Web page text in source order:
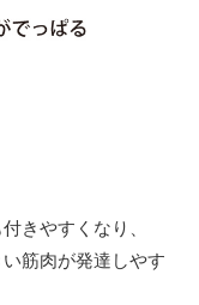
きやすくなり、
筋肉が発達しやす